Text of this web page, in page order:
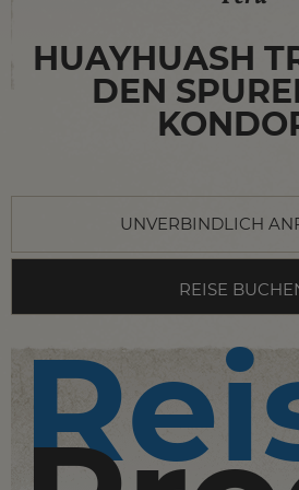
HUAYHUASH
DEN
UNVERBINDLICH
REISE